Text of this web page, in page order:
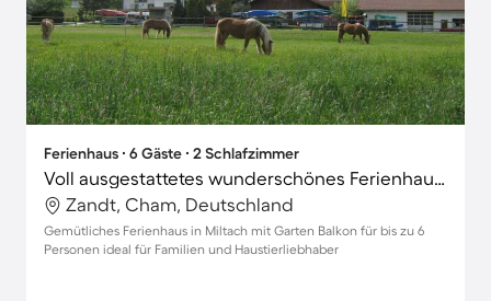
Ferienhaus ∙ 6 Gäste ∙ 2 Schlafzimmer
Voll ausgestattetes wunderschönes Ferienhaus mit Garten | Haustierfreundlich
Zandt, Cham, Deutschland
Gemütliches Ferienhaus in Miltach mit Garten Balkon für bis zu 6
Personen ideal für Familien und Haustierliebhaber